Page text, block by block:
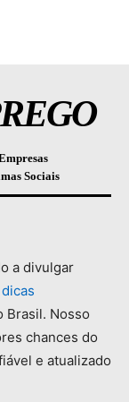
Sociais
a divulgar
dicas
Brasil. Nosso
chances do
e atualizado